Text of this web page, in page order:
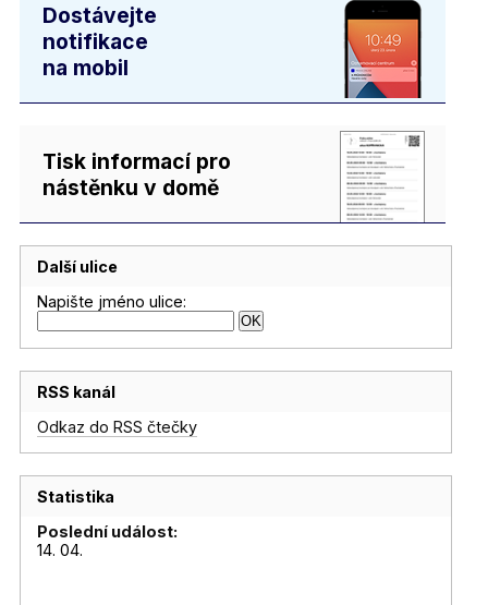
Dostávejte
notifikace
na mobil
Tisk informací pro
nástěnku v domě
Další ulice
Napište jméno ulice:
RSS kanál
Odkaz do RSS čtečky
Statistika
Poslední událost:
14. 04.